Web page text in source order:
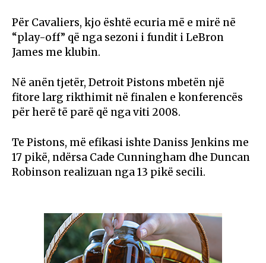
Për Cavaliers, kjo është ecuria më e mirë në
“play-off” që nga sezoni i fundit i LeBron
James me klubin.
Në anën tjetër, Detroit Pistons mbetën një
fitore larg rikthimit në finalen e konferencës
për herë të parë që nga viti 2008.
Te Pistons, më efikasi ishte Daniss Jenkins me
17 pikë, ndërsa Cade Cunningham dhe Duncan
Robinson realizuan nga 13 pikë secili.